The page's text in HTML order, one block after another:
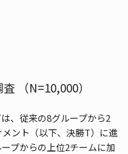
（N=10,000）
、従来の8グループから2
ント（以下、決勝T）に進
プからの上位2チームに加